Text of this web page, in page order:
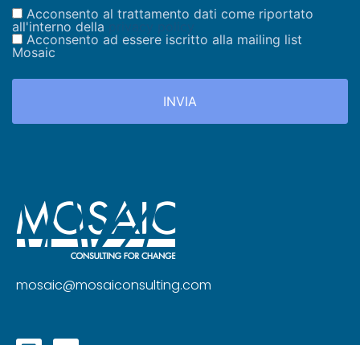
Acconsento al trattamento dati come riportato
all'interno della
Acconsento ad essere iscritto alla mailing list
Mosaic
mosaic@mosaiconsulting.com